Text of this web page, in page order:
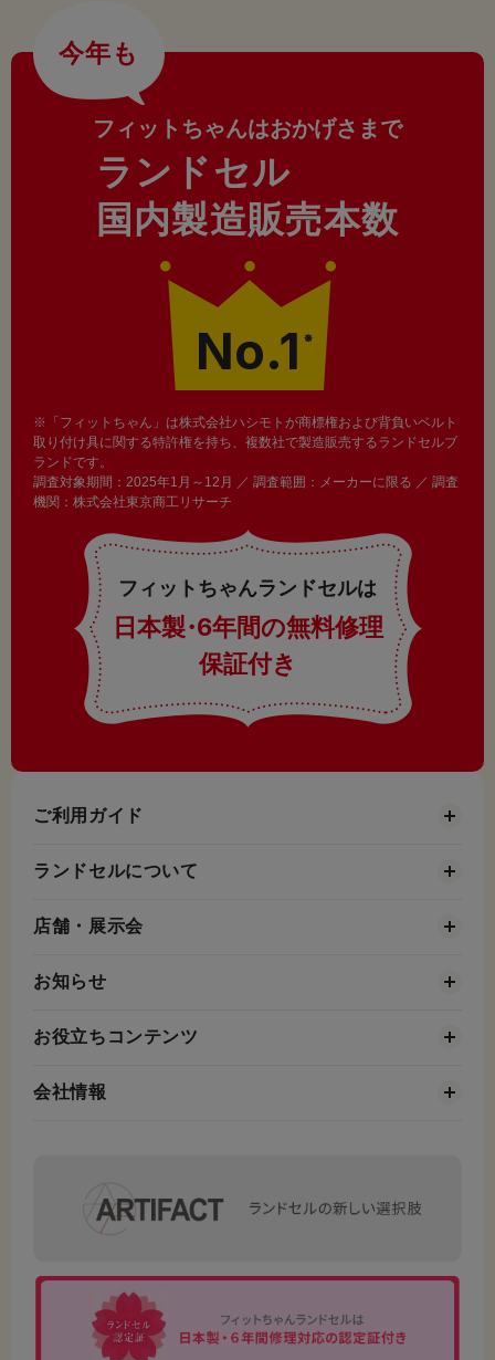
今年も
フィットちゃんはおかげさまで
ランドセル
国内製造販売本数
No.1 ※
※「フィットちゃん」は株式会社ハシモトが商標権および背負いベルト
取り付け具に関する特許権を持ち、複数社で製造販売するランドセルブ
ランドです。
調査対象期間：2025年1月～12月 ／ 調査範囲：メーカーに限る ／ 調査
機関：株式会社東京商工リサーチ
フィットちゃんランドセルは
日本製・6年間の無料修理
保証付き
ご利用ガイド
ランドセルについて
店舗・展示会
お知らせ
お役立ちコンテンツ
会社情報